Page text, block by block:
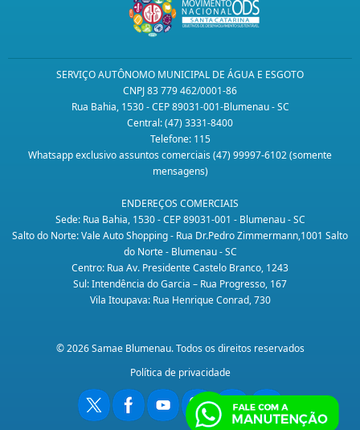
SERVIÇO AUTÔNOMO MUNICIPAL DE ÁGUA E ESGOTO
CNPJ 83 779 462/0001-86
Rua Bahia, 1530 - CEP 89031-001-Blumenau - SC
Central: (47) 3331-8400
Telefone: 115
Whatsapp exclusivo assuntos comerciais (47) 99997-6102 (somente
mensagens)
ENDEREÇOS COMERCIAIS
Sede: Rua Bahia, 1530 - CEP 89031-001 - Blumenau - SC
Salto do Norte: Vale Auto Shopping - Rua Dr.Pedro Zimmermann,1001 Salto
do Norte - Blumenau - SC
Centro: Rua Av. Presidente Castelo Branco, 1243
Sul: Intendência do Garcia – Rua Progresso, 167
Vila Itoupava: Rua Henrique Conrad, 730
© 2026 Samae Blumenau. Todos os direitos reservados
Política de privacidade